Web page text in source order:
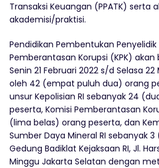
Transaksi Keuangan (PPATK) serta
akademisi/praktisi.
Pendidikan Pembentukan
Pemberantasan Korupsi (KPK)
Senin 21 Februari 2022 s/d Selasa
oleh 42 (empat puluh dua) orang
unsur Kepolisian RI sebanyak 24
peserta, Komisi Pemberantasan
(lima belas) orang peserta, dan
Sumber Daya Mineral RI sebanyak
Gedung Badiklat Kejaksaan RI, Jl.
Minggu Jakarta Selatan dengan